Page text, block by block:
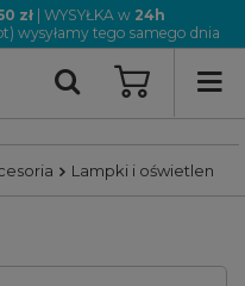
zł| WYSYŁKA w 24h
wysyłamy tego samego dnia
Lampki i oświetlenie